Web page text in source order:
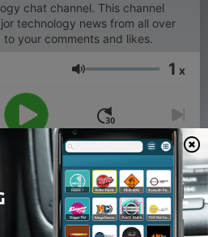
chat channel. This channel
technology news from all over
your comments and likes.
Hangerő 1 x
00:00